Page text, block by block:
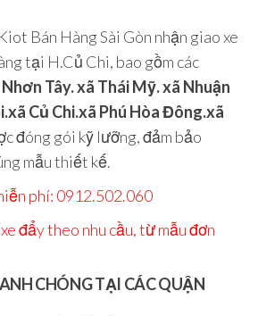
Bán Hàng Sài Gòn nhận giao xe
tại H.Củ Chi, bao gồm các
Tây. xã Thái Mỹ. xã Nhuận
Củ Chi.xã Phú Hòa Đông.xã
đóng gói kỹ lưỡng, đảm bảo
mẫu thiết kế.
phí: 0912.502.060
đẩy theo nhu cầu, từ mẫu đơn
CHÓNG TẠI CÁC QUẬN